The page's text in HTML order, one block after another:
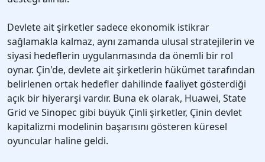
Devlete ait şirketler sadece ekonomik istikrar
sağlamakla kalmaz, aynı zamanda ulusal stratejilerin ve
siyasi hedeflerin uygulanmasında da önemli bir rol
oynar. Çin'de, devlete ait şirketlerin hükümet tarafından
belirlenen ortak hedefler dahilinde faaliyet gösterdiği
açık bir hiyerarşi vardır. Buna ek olarak, Huawei, State
Grid ve Sinopec gibi büyük Çinli şirketler, Çinin devlet
kapitalizmi modelinin başarısını gösteren küresel
oyuncular haline geldi.